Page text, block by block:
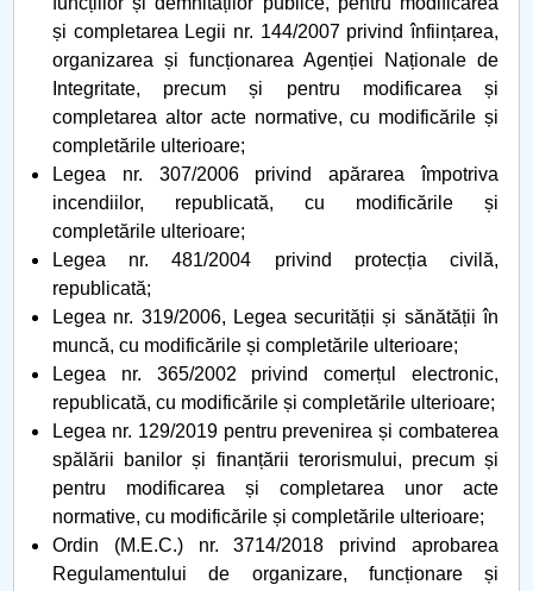
și completarea Legii nr. 144/2007 privind înființarea,
organizarea și funcționarea Agenției Naționale de
Integritate, precum și pentru modificarea și
completarea altor acte normative, cu modificările și
completările ulterioare;
Legea nr. 307/2006 privind apărarea împotriva
incendiilor, republicată, cu modificările și
completările ulterioare;
Legea nr. 481/2004 privind protecția civilă,
republicată;
Legea nr. 319/2006, Legea securității și sănătății în
muncă, cu modificările și completările ulterioare;
Legea nr. 365/2002 privind comerțul electronic,
republicată, cu modificările și completările ulterioare;
Legea nr. 129/2019 pentru prevenirea și combaterea
spălării banilor și finanțării terorismului, precum și
pentru modificarea și completarea unor acte
normative, cu modificările și completările ulterioare;
Ordin (M.E.C.) nr. 3714/2018 privind aprobarea
Regulamentului de organizare, funcționare și